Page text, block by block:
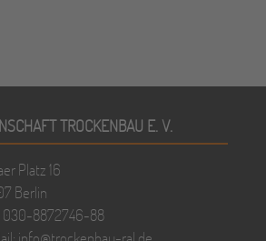
TROCKENBAU E. V.
Platz 16
Berlin
030-8872746-88